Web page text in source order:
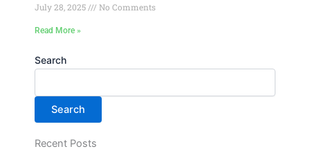
July 28, 2025 No Comments
Read More »
Search
Search
Recent Posts